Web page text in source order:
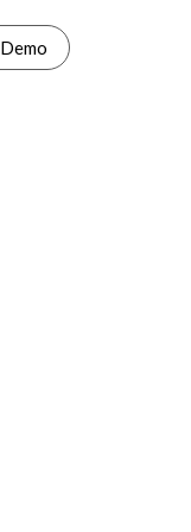
Demo